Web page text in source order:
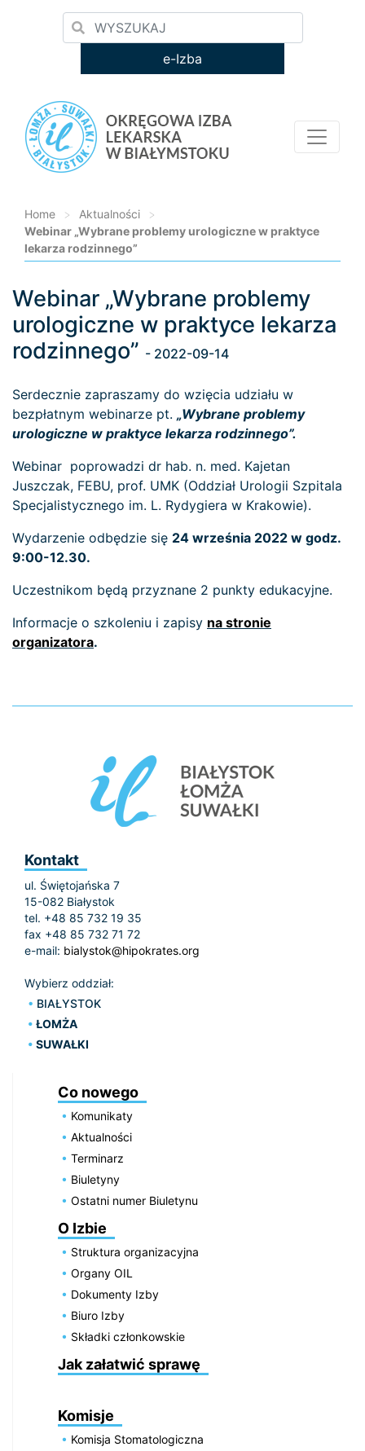
e-Izba
Home > Aktualności
>
Webinar „Wybrane problemy urologiczne w praktyce
lekarza rodzinnego”
Loading...
Webinar „Wybrane problemy
urologiczne w praktyce lekarza
rodzinnego” - 2022-09-14
Serdecznie zapraszamy do wzięcia udziału w
bezpłatnym webinarze pt. „Wybrane problemy
urologiczne w praktyce lekarza rodzinnego”.
Webinar poprowadzi dr hab. n. med. Kajetan
Juszczak, FEBU, prof. UMK (Oddział Urologii Szpitala
Specjalistycznego im. L. Rydygiera w Krakowie).
Wydarzenie odbędzie się 24 września 2022 w godz.
9:00-12.30.
Uczestnikom będą przyznane 2 punkty edukacyjne.
Informacje o szkoleniu i zapisy na stronie
organizatora.
Kontakt
ul. Świętojańska 7
15-082 Białystok
tel. +48 85 732 19 35
fax +48 85 732 71 72
e-mail: bialystok@hipokrates.org
Wybierz oddział:
BIAŁYSTOK
ŁOMŻA
SUWAŁKI
Co nowego
Komunikaty
Aktualności
Terminarz
Biuletyny
Ostatni numer Biuletynu
O Izbie
Struktura organizacyjna
Organy OIL
Dokumenty Izby
Biuro Izby
Składki członkowskie
Jak załatwić sprawę
Komisje
Komisja Stomatologiczna